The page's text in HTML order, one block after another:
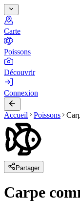
Carte
Poissons
Découvrir
Connexion
Accueil Poissons
Partager
Carpe